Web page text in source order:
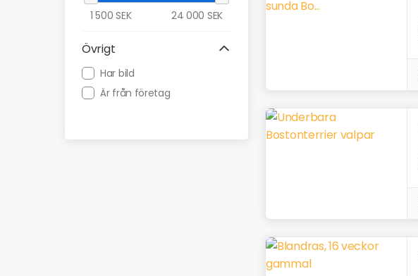
1 500 SEK 24 000 SEK
Övrigt
Har bild
Är från företag